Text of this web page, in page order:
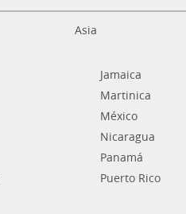
Asia
Jamaica
Martinica
México
Nicaragua
Panamá
Puerto Rico